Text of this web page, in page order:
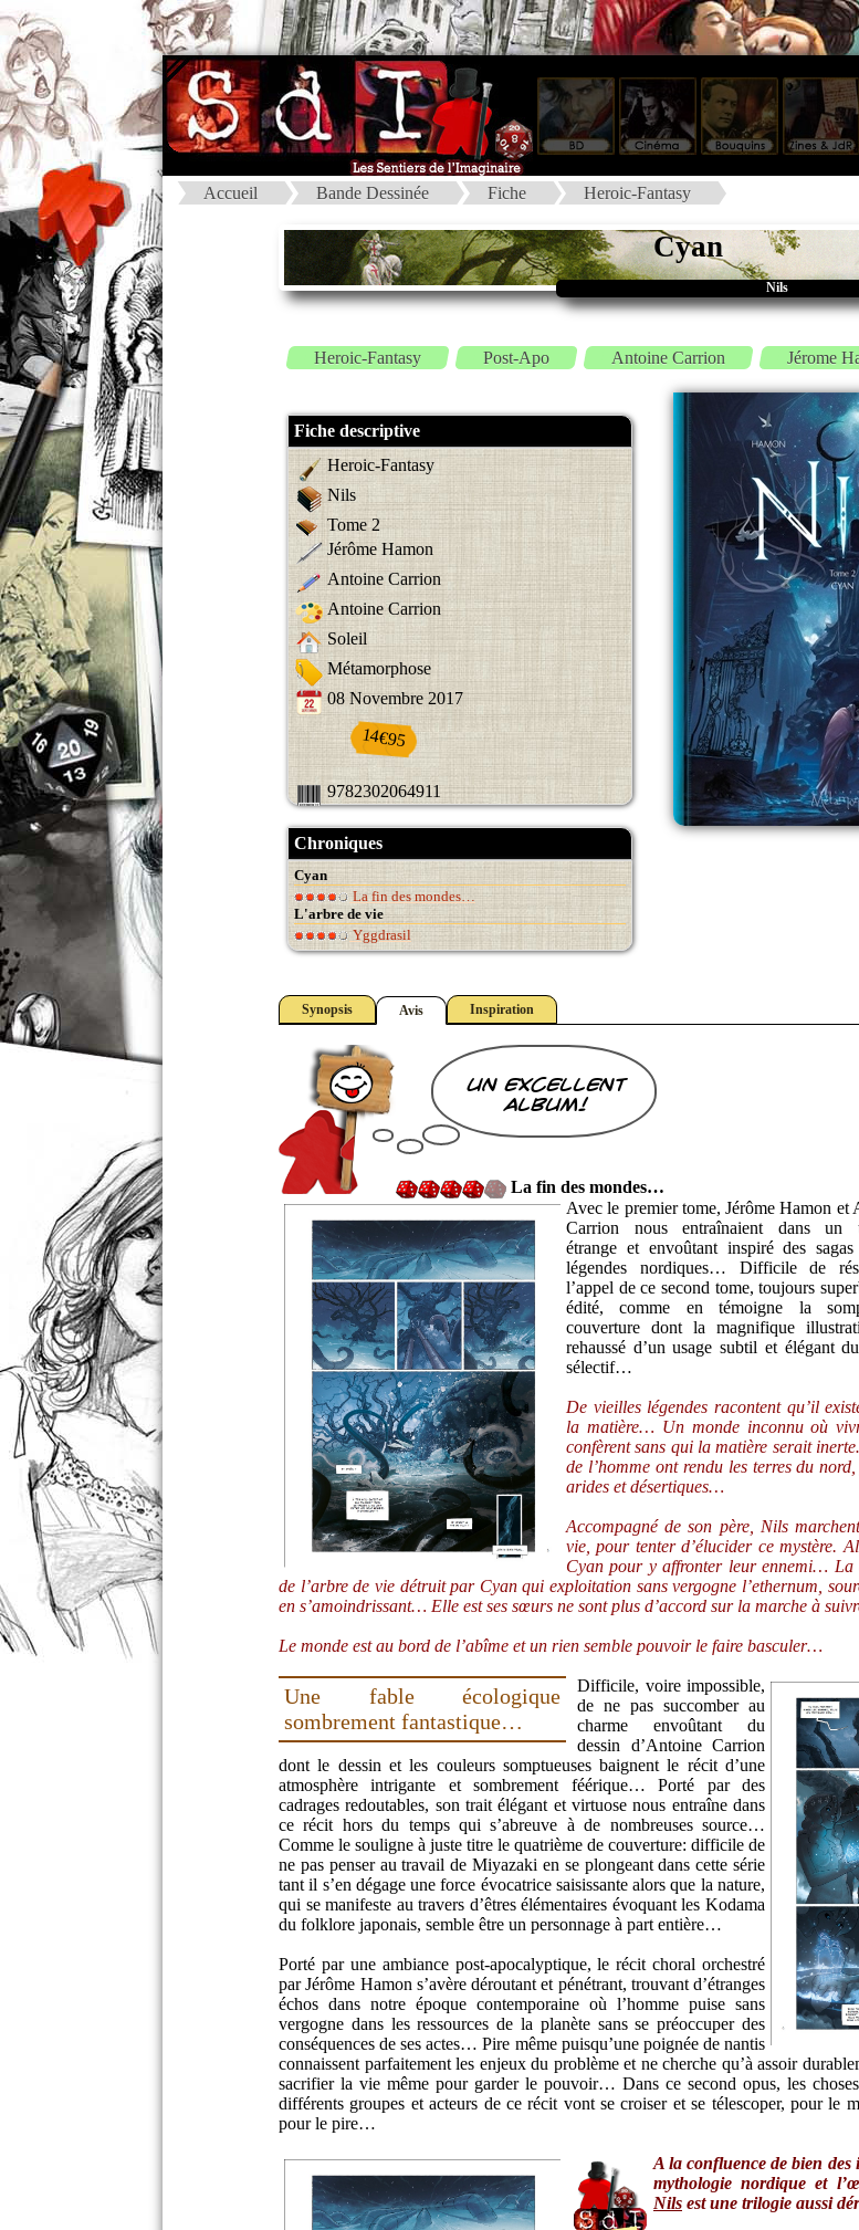
Accueil Bande Dessinée Fiche Heroic-Fantasy
Cyan
Nils
Heroic-Fantasy Post-Apo Antoine Carrion Jérome
Fiche descriptive
Heroic-Fantasy
Nils
Tome 2
Jérôme Hamon
Antoine Carrion
Antoine Carrion
Soleil
Métamorphose
08 Novembre 2017
14€95
9782302064911
Chroniques
Cyan
La fin des mondes…
L'arbre de vie
Yggdrasil
Synopsis Avis Inspiration
un excellent
album!
La fin des mondes…
Avec le premier tome, Jérôme Hamon et
Carrion nous entraînaient dans un
étrange et envoûtant inspiré des
légendes nordiques… Difficile de
l’appel de ce second tome, toujours
édité, comme en témoigne la
couverture dont la magnifique
rehaussé d’un usage subtil et élégant
sélectif…
De vieilles légendes racontent qu’il
la matière… Un monde inconnu où
confèrent sans qui la matière serait
de l’homme ont rendu les terres du
arides et désertiques…
Accompagné de son père, Nils
vie, pour tenter d’élucider ce mystère.
Cyan pour y affronter leur ennemi… La
de l’arbre de vie détruit par Cyan qui exploitation sans vergogne l’ethernum,
en s’amoindrissant… Elle est ses sœurs ne sont plus d’accord sur la marche à
Le monde est au bord de l’abîme et un rien semble pouvoir le faire basculer…
Une fable écologique
sombrement fantastique…
Difficile, voire impossible,
de ne pas succomber au
charme envoûtant du
dessin d’Antoine Carrion
dont le dessin et les couleurs somptueuses baignent le récit d’une
atmosphère intrigante et sombrement féérique… Porté par des
cadrages redoutables, son trait élégant et virtuose nous entraîne dans
ce récit hors du temps qui s’abreuve à de nombreuses source…
Comme le souligne à juste titre le quatrième de couverture: difficile de
ne pas penser au travail de Miyazaki en se plongeant dans cette série
tant il s’en dégage une force évocatrice saisissante alors que la nature,
qui se manifeste au travers d’êtres élémentaires évoquant les Kodama
du folklore japonais, semble être un personnage à part entière…
Porté par une ambiance post-apocalyptique, le récit choral orchestré
par Jérôme Hamon s’avère déroutant et pénétrant, trouvant d’étranges
échos dans notre époque contemporaine où l’homme puise sans
vergogne dans les ressources de la planète sans se préoccuper des
conséquences de ses actes… Pire même puisqu’une poignée de nantis
connaissent parfaitement les enjeux du problème et ne cherche qu’à assoir
sacrifier la vie même pour garder le pouvoir… Dans ce second opus, les choses
différents groupes et acteurs de ce récit vont se croiser et se télescoper, pour le
pour le pire…
A la confluence de bien des
mythologie nordique et
Nils est une trilogie aussi